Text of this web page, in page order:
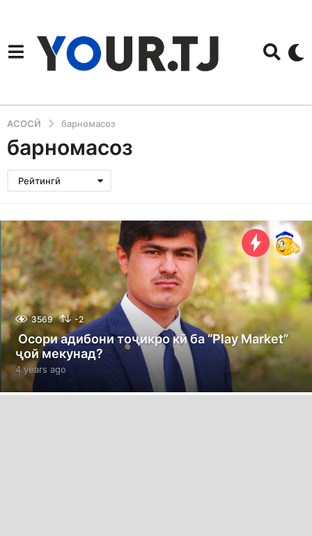
АСОСӢ барномасоз
барномасоз
Рейтингӣ
3569 -2
Осори адибони тоҷикро кӣ ба “Play Market”
ҷой мекунад?
4 years ago
e